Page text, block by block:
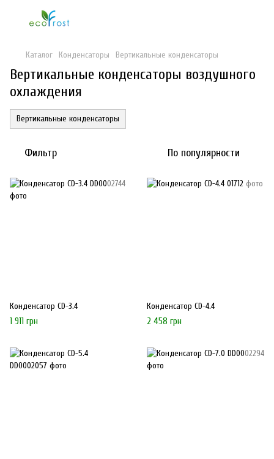
Каталог Конденсаторы Вертикальные конденсаторы
Вертикальные конденсаторы воздушного
охлаждения
Вертикальные конденсаторы
Фильтр По популярности
Конденсатор CD-3.4
1 911 грн
Конденсатор CD-4.4
2 458 грн